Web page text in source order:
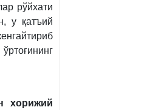
рўйхати
у қатъий
хорижий